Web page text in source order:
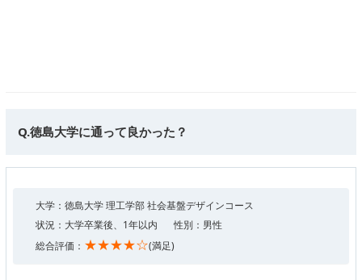
Q.徳島大学に通って良かった？
大学：徳島大学 理工学部 社会基盤デザインコース
状況：大学卒業後、1年以内
性別：男性
総合評価： ★★★★☆(満足)